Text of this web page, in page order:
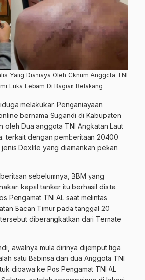
Yang Dianiaya Oleh Oknum Anggota TNI
Luka Lebam Di Bagian Belakang
melakukan Penganiayaan
bernama Sugandi di Kabupaten
oleh Dua anggota TNI Angkatan Laut
terkait dengan pemberitaan 20400
jenis Dexlite yang diamankan pekan
sebelumnya, BBM yang
kapal tanker itu berhasil disita
Pengamat TNI AL saat melintas
Bacan Timur pada tanggal 20
diberangkatkan dari Ternate
awalnya mula dirinya dijemput tiga
satu Babinsa dan dua Anggota TNI
dibawa ke Pos Pengamat TNI AL